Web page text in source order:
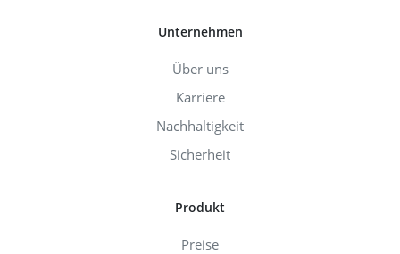
Unternehmen
Über uns
Karriere
Nachhaltigkeit
Sicherheit
Produkt
Preise